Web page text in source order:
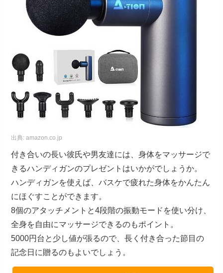
出典:amazon.co.jp
付き合いの長い彼氏や男友達には、身体をマッサージで
きるハンディガンのプレゼントはいかがでしょうか。
ハンディガンを使えば、バスケで疲れた身体をかんたん
にほぐすことができます。
8個のアタッチメントと4段階の振動モードを使い分け、
全身を自由にマッサージできるのもポイント。
5000円台と少し値が張るので、長く付き合った節目の
記念日に贈るのもよいでしょう。